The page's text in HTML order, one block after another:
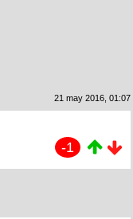
21 may 2016, 01:07
-1